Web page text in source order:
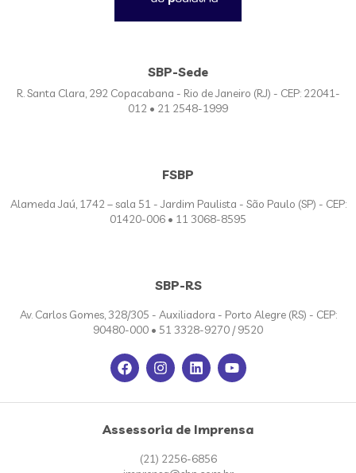
SBP-Sede
R. Santa Clara, 292 Copacabana - Rio de Janeiro (RJ) - CEP: 22041-
012 • 21 2548-1999
FSBP
Alameda Jaú, 1742 – sala 51 - Jardim Paulista - São Paulo (SP) - CEP:
01420-006 • 11 3068-8595
SBP-RS
Av. Carlos Gomes, 328/305 - Auxiliadora - Porto Alegre (RS) - CEP:
90480-000 • 51 3328-9270 / 9520
Assessoria de Imprensa
(21) 2256-6856